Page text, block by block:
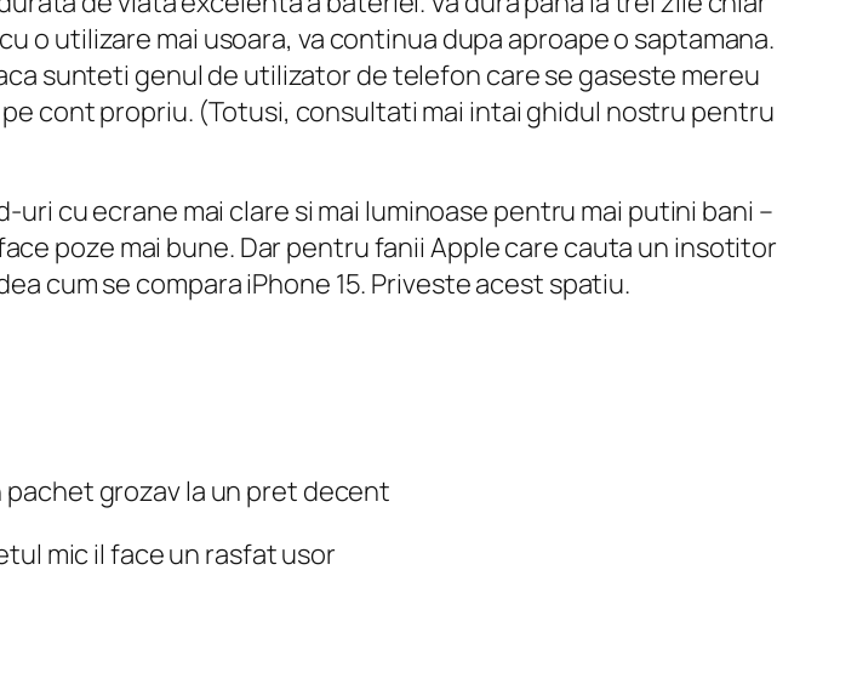
o utilizare mai usoara, va continua dupa aproape o saptamana.
sunteti genul de utilizator de telefon care se gaseste mereu
cont propriu. (Totusi, consultati mai intai ghidul nostru pentru
cu ecrane mai clare si mai luminoase pentru mai putini bani –
poze mai bune. Dar pentru fanii Apple care cauta un insotitor
cum se compara iPhone 15. Priveste acest spatiu.
grozav la un pret decent
mic il face un rasfat usor